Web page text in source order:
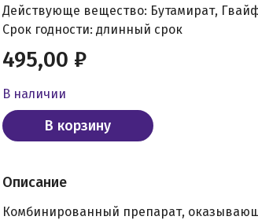
Действующе вещество: Бутамират,
Срок годности: длинный срок
495,00 ₽
В наличии
В корзину
Описание
Комбинированный препарат,